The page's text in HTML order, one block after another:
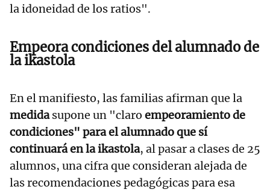
la idoneidad de los ratios".
Empeora condiciones del alumnado de
la ikastola
En el manifiesto, las familias afirman que la
medidasupone un "claro empeoramiento de
condiciones" para el alumnado que sí
continuará en la ikastola, al pasar a clases de 25
alumnos, una cifra que consideran alejada de
las recomendaciones pedagógicas para esa